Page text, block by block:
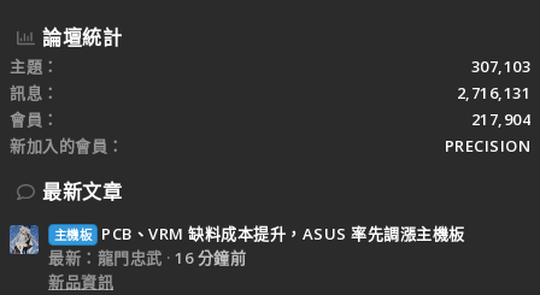
論壇統計
主題
307,103
訊息
2,716,131
會員
217,904
新加入的會員
PRECISION
最新文章
主機板
PCB、VRM 缺料成本提升，ASUS 率先調漲主機板
最新：龍門忠武
16 分鐘前
新品資訊